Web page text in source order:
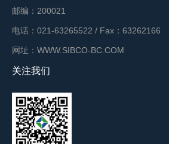
邮编：200021
电话：021-63265522 / Fax：63262166
网址：WWW.SIBCO-BC.COM
关注我们